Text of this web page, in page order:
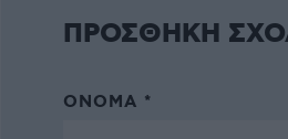
ΠΡΟΣΘΗΚΗ
ΌΝΟΜΑ *